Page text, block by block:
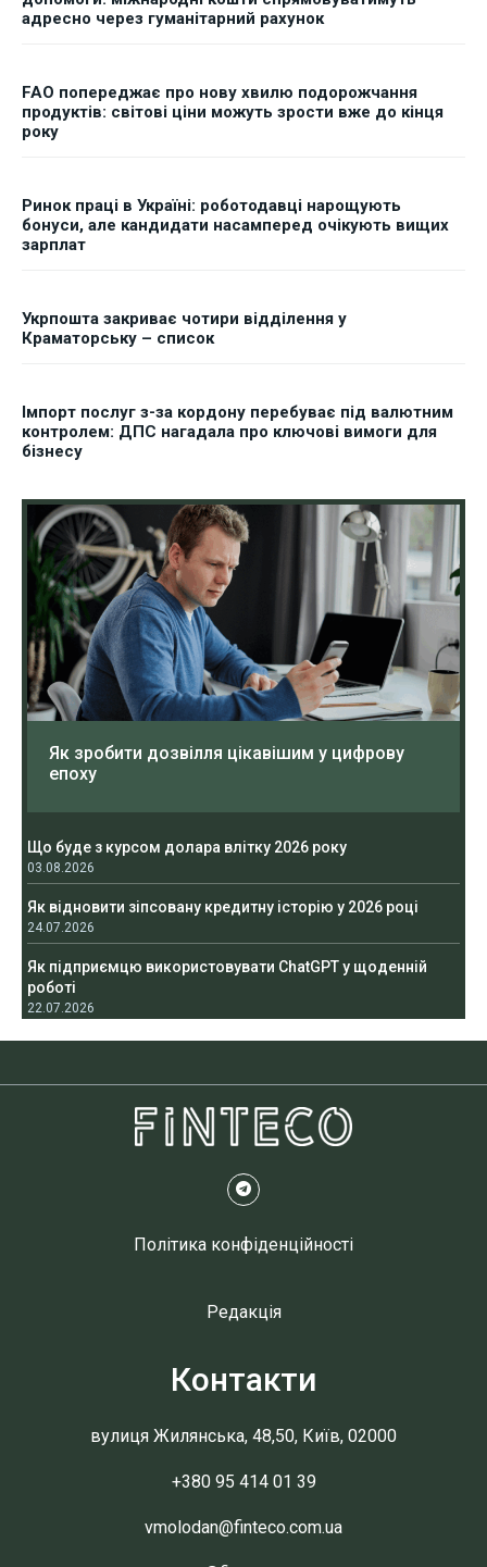
адресно через гуманітарний рахунок
FAO попереджає про нову хвилю подорожчання
продуктів: світові ціни можуть зрости вже до кінця
року
Ринок праці в Україні: роботодавці нарощують
бонуси, але кандидати насамперед очікують вищих
зарплат
Укрпошта закриває чотири відділення у
Краматорську – список
Імпорт послуг з-за кордону перебуває під валютним
контролем: ДПС нагадала про ключові вимоги для
бізнесу
Як зробити дозвілля цікавішим у цифрову
епоху
Що буде з курсом долара влітку 2026 року
03.08.2026
Як відновити зіпсовану кредитну історію у 2026 році
24.07.2026
Як підприємцю використовувати ChatGPT у щоденній
роботі
22.07.2026
Політика конфіденційності
Редакція
Контакти
вулиця Жилянська, 48,50, Київ, 02000
+380 95 414 01 39
vmolodan@finteco.com.ua